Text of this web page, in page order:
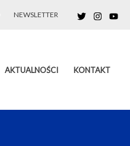
NEWSLETTER
AKTUALNOŚCI KONTAKT